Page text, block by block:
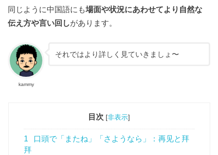
同じように中国語にも場面や状況にあわせてより自然な
伝え方や言い回しがあります。
kammy
それではより詳しく見ていきましょ〜
目次 [非表示]
1
口頭で「またね」「さようなら」：再见と拜
拜